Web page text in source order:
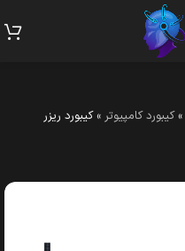
»کیبورد کامپیوتر »کیبورد ریزر